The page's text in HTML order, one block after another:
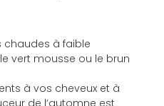
chaudes à faible
vert mousse ou le brun
à vos cheveux et à
de l’automne est